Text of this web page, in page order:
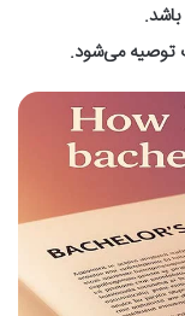
توصیه می‌شود.